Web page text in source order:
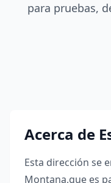
para pruebas,
Acerca de
Esta dirección se
Montana,que es